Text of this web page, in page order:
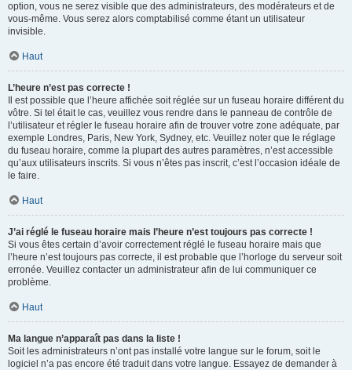
option, vous ne serez visible que des administrateurs, des modérateurs et de
vous-même. Vous serez alors comptabilisé comme étant un utilisateur
invisible.
Haut
L’heure n’est pas correcte !
Il est possible que l’heure affichée soit réglée sur un fuseau horaire différent du
vôtre. Si tel était le cas, veuillez vous rendre dans le panneau de contrôle de
l’utilisateur et régler le fuseau horaire afin de trouver votre zone adéquate, par
exemple Londres, Paris, New York, Sydney, etc. Veuillez noter que le réglage
du fuseau horaire, comme la plupart des autres paramètres, n’est accessible
qu’aux utilisateurs inscrits. Si vous n’êtes pas inscrit, c’est l’occasion idéale de
le faire.
Haut
J’ai réglé le fuseau horaire mais l’heure n’est toujours pas correcte !
Si vous êtes certain d’avoir correctement réglé le fuseau horaire mais que
l’heure n’est toujours pas correcte, il est probable que l’horloge du serveur soit
erronée. Veuillez contacter un administrateur afin de lui communiquer ce
problème.
Haut
Ma langue n’apparaît pas dans la liste !
Soit les administrateurs n’ont pas installé votre langue sur le forum, soit le
logiciel n’a pas encore été traduit dans votre langue. Essayez de demander à